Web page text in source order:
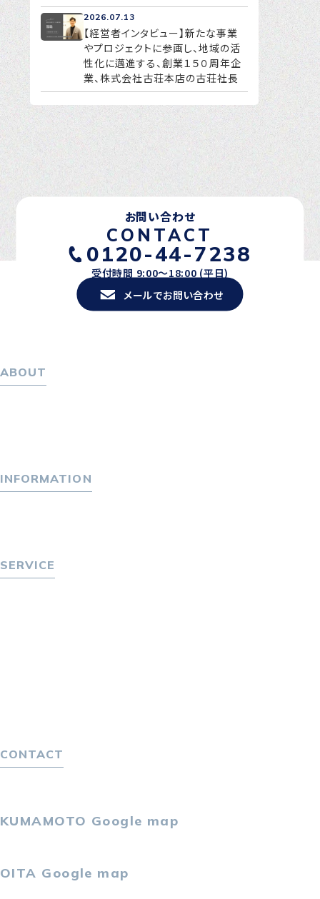
2026.07.13
【経営者インタビュー】新たな事業
やプロジェクトに参画し、地域の活
性化に邁進する、創業１５０周年企
業、株式会社古荘本店の古荘社長
お問い合わせ
CONTACT
0120-44-7238
受付時間 9:00〜18:00 (平日)
メールでお問い合わせ
KUMAMOTO Google map
OITA Google map
ABOUT
INFORMATION
SERVICE
CONTACT